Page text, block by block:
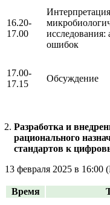
16.20-
17.00
Интерпретация
ошибок
17.00-
17.15
Обсуждение
Разработка и
рационального
стандартов к
13 февраля 2025 в
Время